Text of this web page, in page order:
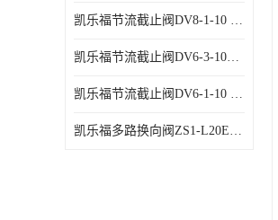
凯乐福节流截止阀DV8-1-10 液压站节流阀
凯乐福节流截止阀DV6-3-10液压站节流阀
凯乐福节流截止阀DV6-1-10 液压站节流阀
凯乐福多路换向阀ZS1-L20E-OT多路阀厂家